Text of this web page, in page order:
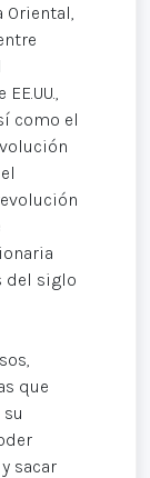
Oriental,
como el
del siglo
que
sacar